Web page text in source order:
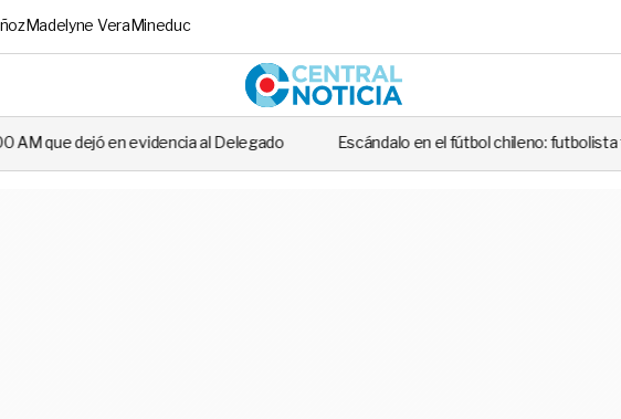
Madelyne VeraMineduc
Central
al Delegado Escándalo en el fútbol chileno: futbolista fue detenido tras